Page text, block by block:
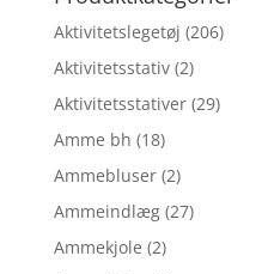
Aktivitetslegetøj (206)
Aktivitetsstativ (2)
Aktivitetsstativer (29)
Amme bh (18)
Ammebluser (2)
Ammeindlæg (27)
Ammekjole (2)